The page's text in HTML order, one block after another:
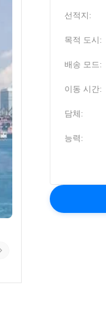
선적지:
목적 도시:
배송 모드:
이동 시간:
담체:
능력: